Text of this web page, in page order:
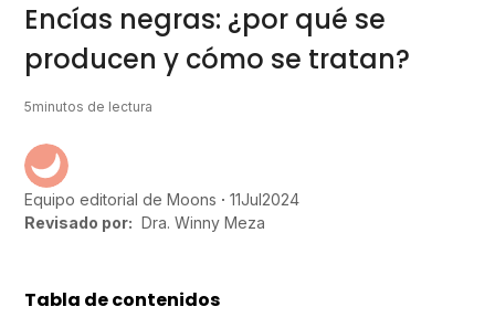
Encías negras: ¿por qué se
producen y cómo se tratan?
5minutos de lectura
Equipo editorial de Moons 11Jul2024
Revisado por: Dra. Winny Meza
Tabla de contenidos